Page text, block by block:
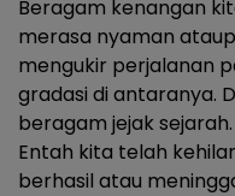
Beragam kenangan
merasa nyaman
mengukir perjalanan
gradasi di antaranya.
beragam jejak
Entah kita telah
berhasil atau